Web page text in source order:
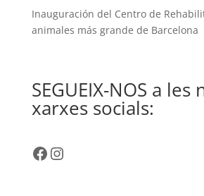
Inauguración del Centro de
animales más grande de Barcelona
SEGUEIX-NOS a les
xarxes socials:
Facebook
Instagram